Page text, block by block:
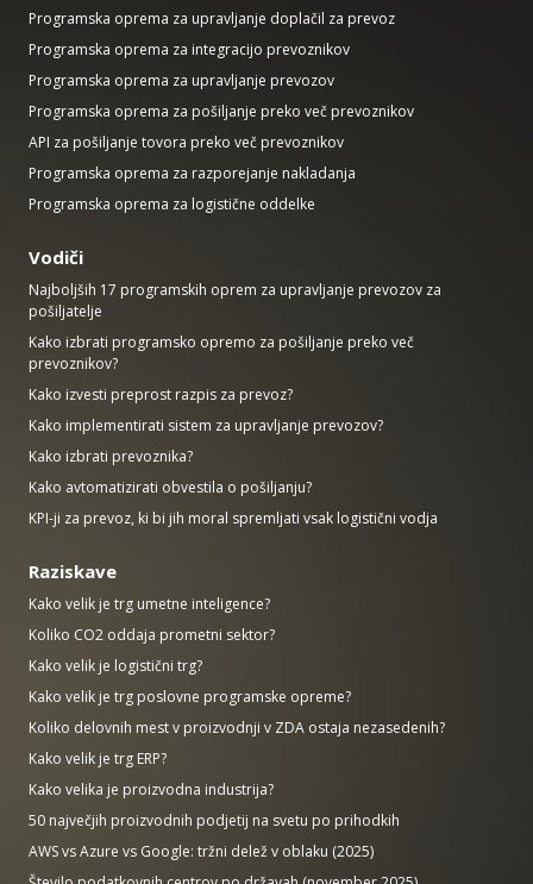
Programska oprema za upravljanje doplačil za prevoz
Programska oprema za integracijo prevoznikov
Programska oprema za upravljanje prevozov
Programska oprema za pošiljanje preko več prevoznikov
API za pošiljanje tovora preko več prevoznikov
Programska oprema za razporejanje nakladanja
Programska oprema za logistične oddelke
Vodiči
Najboljših 17 programskih oprem za upravljanje prevozov za
pošiljatelje
Kako izbrati programsko opremo za pošiljanje preko več
prevoznikov?
Kako izvesti preprost razpis za prevoz?
Kako implementirati sistem za upravljanje prevozov?
Kako izbrati prevoznika?
Kako avtomatizirati obvestila o pošiljanju?
KPI-ji za prevoz, ki bi jih moral spremljati vsak logistični vodja
Raziskave
Kako velik je trg umetne inteligence?
Koliko CO2 oddaja prometni sektor?
Kako velik je logistični trg?
Kako velik je trg poslovne programske opreme?
Koliko delovnih mest v proizvodnji v ZDA ostaja nezasedenih?
Kako velik je trg ERP?
Kako velika je proizvodna industrija?
50 največjih proizvodnih podjetij na svetu po prihodkih
AWS vs Azure vs Google: tržni delež v oblaku (2025)